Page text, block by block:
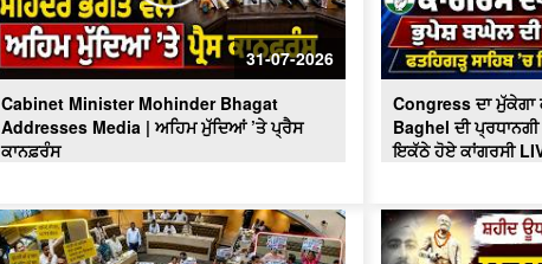
31-07-2026
Cabinet Minister Mohinder Bhagat
Addresses Media | ਅਹਿਮ ਮੁੱਦਿਆਂ ’ਤੇ ਪ੍ਰੈਸ
ਕਾਨਫ਼ਰੰਸ
Congress ਦਾ
Baghel ਦੀ
ਇਕੱਠੇ ਹੋਏ ਕਾਂਗਰਸੀ